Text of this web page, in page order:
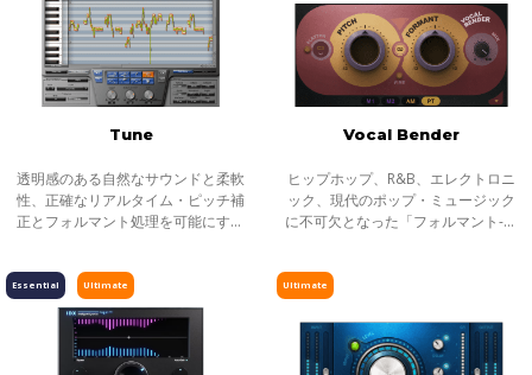
Tune
透明感のある自然なサウンドと柔軟
性、正確なリアルタイム・ピッチ補
正とフォルマント処理を可能にする
べて搭載し、素晴らしいボーカル・
テイクを
Vocal Bender
ヒップホップ、R&B、エレクトロニ
ック、現代のポップ・ミュージック
に不可欠となった「フォルマント-ピ
アルタイムにレコーディング、ミッ
Ultimate
Essential Ultimate